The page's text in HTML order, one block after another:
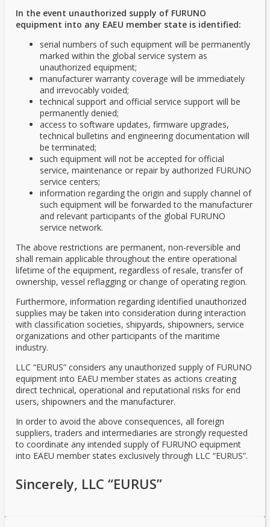
In the event unauthorized supply of FURUNO
equipment into any EAEU member state is identified:
serial numbers of such equipment will be permanently
marked within the global service system as
unauthorized equipment;
manufacturer warranty coverage will be immediately
and irrevocably voided;
technical support and official service support will be
permanently denied;
access to software updates, firmware upgrades,
technical bulletins and engineering documentation will
be terminated;
such equipment will not be accepted for official
service, maintenance or repair by authorized FURUNO
service centers;
information regarding the origin and supply channel of
such equipment will be forwarded to the manufacturer
and relevant participants of the global FURUNO
service network.
The above restrictions are permanent, non-reversible and
shall remain applicable throughout the entire operational
lifetime of the equipment, regardless of resale, transfer of
ownership, vessel reflagging or change of operating region.
Furthermore, information regarding identified unauthorized
supplies may be taken into consideration during interaction
with classification societies, shipyards, shipowners, service
organizations and other participants of the maritime
industry.
LLC “EURUS” considers any unauthorized supply of FURUNO
equipment into EAEU member states as actions creating
direct technical, operational and reputational risks for end
users, shipowners and the manufacturer.
In order to avoid the above consequences, all foreign
suppliers, traders and intermediaries are strongly requested
to coordinate any intended supply of FURUNO equipment
into EAEU member states exclusively through LLC “EURUS”.
Sincerely, LLC “EURUS”